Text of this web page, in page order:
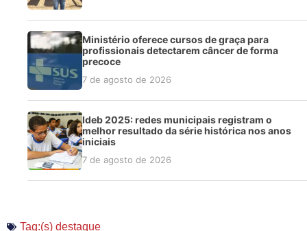
Ministério oferece cursos de graça para
profissionais detectarem câncer de forma
precoce
7 de agosto de 2026
Ideb 2025: redes municipais registram o
melhor resultado da série histórica nos anos
iniciais
7 de agosto de 2026
Tag:(s) destaque